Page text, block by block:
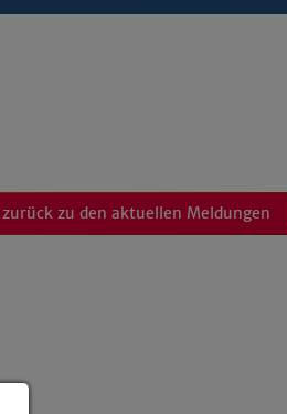
zurück zu den aktuellen Meldungen